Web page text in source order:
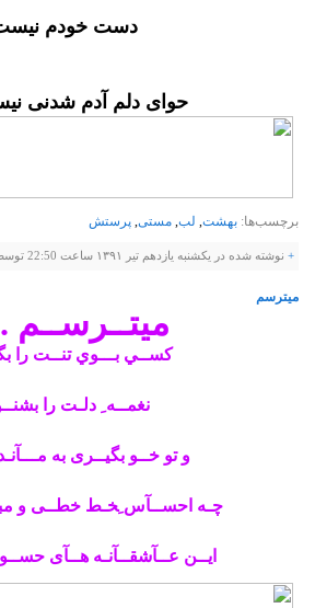
ﺩﺳﺖ ﺧﻮﺩﻡ
ﺣﻮﺍﯼ ﺩﻟﻢ ﺁﺩﻡ ﺷﺪﻧﯽ
برچسب‌ها: بهشت لب مستی پرستش
+ نوشته شده در یکشنبه یازدهم تیر ۱۳۹۱ ساعت 22:50 توسط ســـروش |
میترسم
ﻣﻴﺘــﺮﺳــﻢ
ﻛﺴــﻲ ﺑـــﻮﻱ ﺗﻨــﺖ ﺭﺍ
ﻧﻐﻤــﻪ ِ ﺩﻟـﺖ ﺭﺍ
ﻭ ﺗﻮ ﺧــﻮ ﺑﮕﯿــﺮﯼ ﺑﻪ
ﭼـﻪ ﺍﺣﺴــﺂﺱ ِﺨـﻂ ﺧﻄــﯽ ﻭ
ﺍﯾــﻦ ﻋــﺂﺷﻘــﺂﻧـﻪ ﻫــﺂﯼ